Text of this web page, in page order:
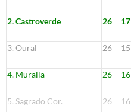
2. Castroverde 26 17
3. Oural 26 15
4. Muralla 26 16
5. Sagrado Cor. 26 16